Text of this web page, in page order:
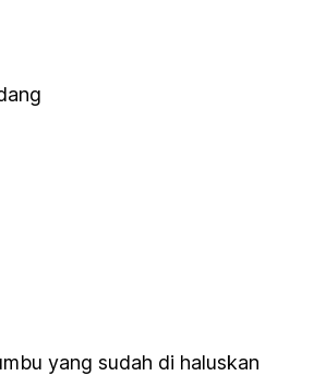
yang sudah di haluskan